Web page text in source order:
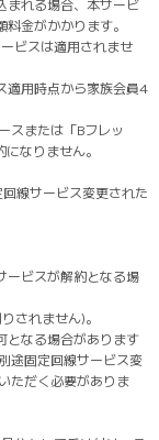
金がかかります。
ビスは適用されませ
適用時点から家族会員4
スまたは「Bフレッ
なりません。
線サービス変更された
ービスが解約となる場
されません)。
となる場合があります
途固定回線サービス変
ただく必要がありま